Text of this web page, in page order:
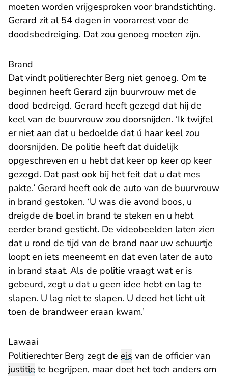
moeten worden vrijgesproken voor brandstichting.
Gerard zit al 54 dagen in voorarrest voor de
doodsbedreiging. Dat zou genoeg moeten zijn.
Brand
Dat vindt politierechter Berg niet genoeg. Om te
beginnen heeft Gerard zijn buurvrouw met de
dood bedreigd. Gerard heeft gezegd dat hij de
keel van de buurvrouw zou doorsnijden. ‘Ik twijfel
er niet aan dat u bedoelde dat ú haar keel zou
doorsnijden. De politie heeft dat duidelijk
opgeschreven en u hebt dat keer op keer op keer
gezegd. Dat past ook bij het feit dat u dat mes
pakte.’ Gerard heeft ook de auto van de buurvrouw
in brand gestoken. ‘U was die avond boos, u
dreigde de boel in brand te steken en u hebt
eerder brand gesticht. De videobeelden laten zien
dat u rond de tijd van de brand naar uw schuurtje
loopt en iets meeneemt en dat even later de auto
in brand staat. Als de politie vraagt wat er is
gebeurd, zegt u dat u geen idee hebt en lag te
slapen. U lag niet te slapen. U deed het licht uit
toen de brandweer eraan kwam.’
Lawaai
Politierechter Berg zegt de eis van de officier van
justitie te begrijpen, maar doet het toch anders om